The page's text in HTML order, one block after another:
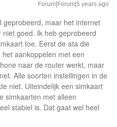
Forum|Forum|5 years ago
geprobeerd, maar het internet
goed. Ik heb geprobeerd
toe. Eerst de ata die
aankoppelen met een
naar de router werkt, maar
Alle soorten instellingen in de
niet. Uiteindelijk een simkaart
simkaarten met alleen
stabiel is. Dat gaat wel heel